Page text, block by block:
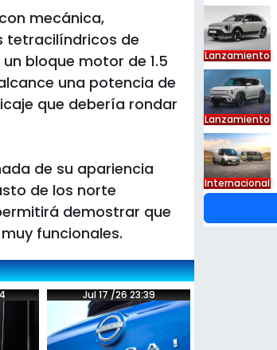
mecánica,
tetracilíndricos de
bloque motor de 1.5
una potencia de
que debería rondar
de su apariencia
de los norte
demostrar que
funcionales.
Jul 17 /26 23:39
Lanzamiento
Lanzamiento
Internacional